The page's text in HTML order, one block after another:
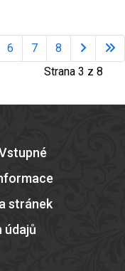
Strana 3 z 8
6 7 8
stránek
údajů